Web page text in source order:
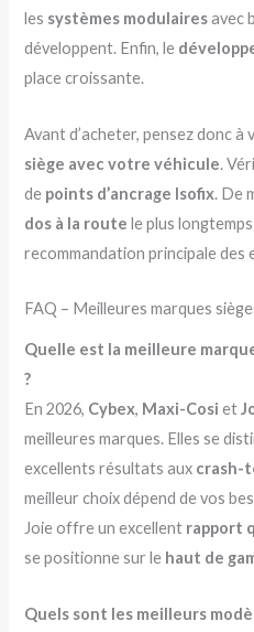
les systèmes modulairesavec
développent. Enfin, le
place croissante.
Avant d’acheter, pensez donc à
siège avec votre véhicule.
de points d’ancrage Isofix. De
dos à la route le plus
recommandation principale
FAQ – Meilleures marques
Quelle est la meilleure
?
En 2026, Cybex, Maxi-Cosi et
meilleures marques. Elles se
excellents résultats aux crash-
meilleur choix dépend de vos
Joie offre un excellent rapport
se positionne sur le haut de
Quels sont les meilleurs